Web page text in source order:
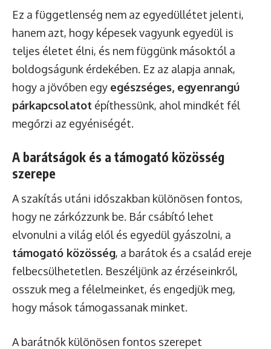
Ez a függetlenség nem az egyedüllétet jelenti,
hanem azt, hogy képesek vagyunk egyedül is
teljes életet élni, és nem függünk másoktól a
boldogságunk érdekében. Ez az alapja annak,
hogy a jövőben egy egészséges, egyenrangú
párkapcsolatot építhessünk, ahol mindkét fél
megőrzi az egyéniségét.
A barátságok és a támogató közösség
szerepe
A szakítás utáni időszakban különösen fontos,
hogy ne zárkózzunk be. Bár csábító lehet
elvonulni a világ elől és egyedül gyászolni, a
támogató közösség, a barátok és a család ereje
felbecsülhetetlen. Beszéljünk az érzéseinkről,
osszuk meg a félelmeinket, és engedjük meg,
hogy mások támogassanak minket.
A barátnők különösen fontos szerepet